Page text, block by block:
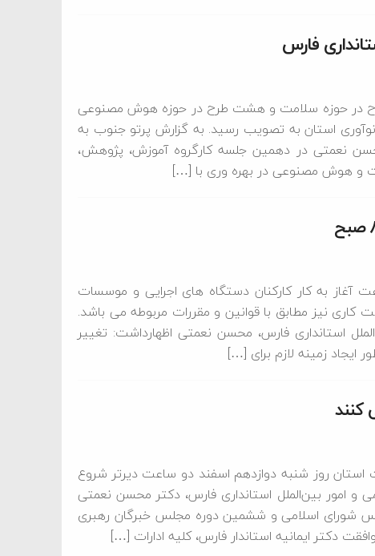
توسعه مدیریت و منابع استانداری فارس گفت: ۱۰ طرح در حوزه سلامت و هشت طرح در حوزه هوش مصنوعی
استان به تصویب رسید. به گزارش پرتو جنوب به
نعمتی در دهمین جلسه کارگروه آموزش، پژوهش،
و هوش مصنوعی در بهره وری با […]
به کار کارکنان دستگاه های اجرایی و موسسات
بود و پایان ساعت کاری نیز مطابق با قوانین و مقررات مربوطه می باشد.
استانداری فارس، محسن نعمتی اظهارداشت: تغییر
ایجاد زمینه لازم برای […]
کنند
استان روز شنبه دوازدهم اسفند دو ساعت دیرتر شروع
و امور بین‌الملل استانداری فارس، دکتر محسن نعمتی
شورای اسلامی و ششمین دوره مجلس خبرگان رهبری
دکتر ایمانیه استاندار فارس، کلیه ادارات […]